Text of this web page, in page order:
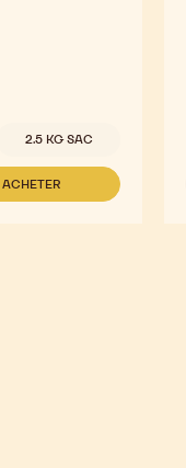
2.5 KG SAC
ACHETER
-